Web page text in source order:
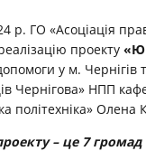
р. ГО «Асоціація
проекту
у м. Чернігів
Чернігова» НПП
політехніка»
– це 7 громад